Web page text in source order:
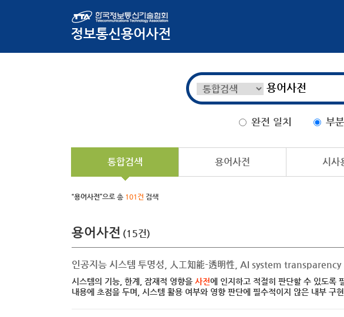
완전 일치 부
통합검색 용어사전 시사
“용어사전”으로 총 101건 검색
용어사전 (15건)
인공지능 시스템 투명성, 人工知能-透明性, AI system transparency
시스템의 기능, 한계, 잠재적 영향을 사전에 인지하고 적절히 판단할 수 있도록
내용에 초점을 두며, 시스템 활용 여부와 영향 판단에 필수적이지 않은 내부 구